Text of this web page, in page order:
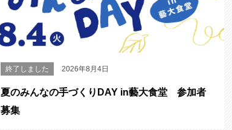
終了しました 2026年8月4日
夏のみんなの手づくりDAY in藝大食堂 参加者
募集